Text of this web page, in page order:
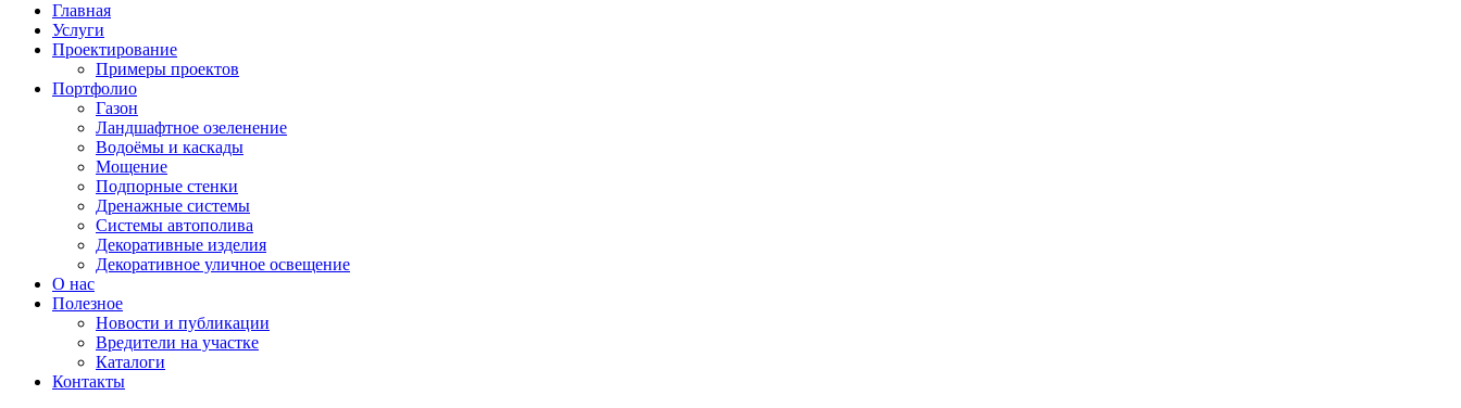
Главная
Услуги
Проектирование
Примеры проектов
Портфолио
Газон
Ландшафтное озеленение
Водоёмы и каскады
Мощение
Подпорные стенки
Дренажные системы
Системы автополива
Декоративные изделия
Декоративное уличное освещение
О нас
Полезное
Новости и публикации
Вредители на участке
Каталоги
Контакты